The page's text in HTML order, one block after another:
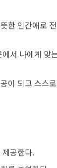
한 인간애로
서 나에게 맞
이 되고 스스
공한다.